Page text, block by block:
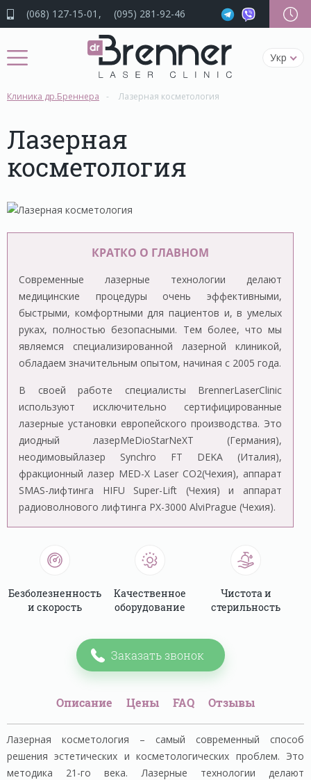
(068) 127-15-01 (095) 281-92-46
Укр
Клиника др.Бреннера Лазерная косметология
Лазерная
косметология
КРАТКО О ГЛАВНОМ
Современные лазерные технологии делают
медицинские процедуры очень эффективными,
быстрыми, комфортными для пациентов и, в умелых
руках, полностью безопасными. Тем более, что мы
являемся специализированной лазерной клиникой,
обладаем значительным опытом, начиная с 2005 года.
В своей работе специалисты BrennerLaserClinic
используют исключительно сертифицированные
лазерные установки европейского производства. Это
диодный лазерMeDioStarNeXT (Германия),
неодимовыйлазер Synchro FT DEKA (Италия),
фракционный лазер MED-X Laser CO2(Чехия), аппарат
SMAS-лифтинга HIFU Super-Lift (Чехия) и аппарат
радиоволнового лифтинга PX-3000 AlviPrague (Чехия).
Безболезненность
и скорость
Качественное
оборудование
Чистота и
стерильность
Заказать звонок
Описание Цены FAQ Отзывы
Лазерная косметология – самый современный способ
решения эстетических и косметологических проблем. Это
методика 21-го века. Лазерные технологии делают